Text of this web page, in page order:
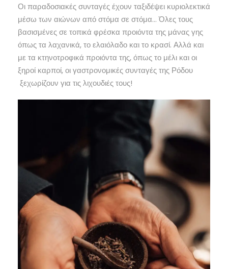
Οι παραδοσιακές συνταγές έχουν ταξιδέψει κυριολεκτικά
μέσω των αιώνων από στόμα σε στόμα… Όλες τους
βασισμένες σε τοπικά φρέσκα προιόντα της μάνας γης
όπως τα λαχανικά, το ελαιόλαδο και το κρασί. Αλλά και
με τα κτηνοτροφικά προιόντα της, όπως το μέλι και οι
ξηροί καρποί, οι γαστρονομικές συνταγές της Ρόδου
ξεχωρίζουν για τις λιχουδιές τους!